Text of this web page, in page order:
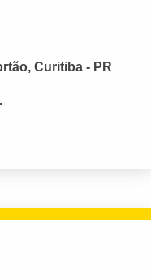
Curitiba - PR